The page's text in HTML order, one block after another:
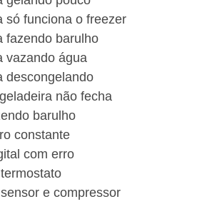
só funciona o freezer
fazendo barulho
vazando água
descongelando
não fecha
barulho
constante
com erro
e compressor